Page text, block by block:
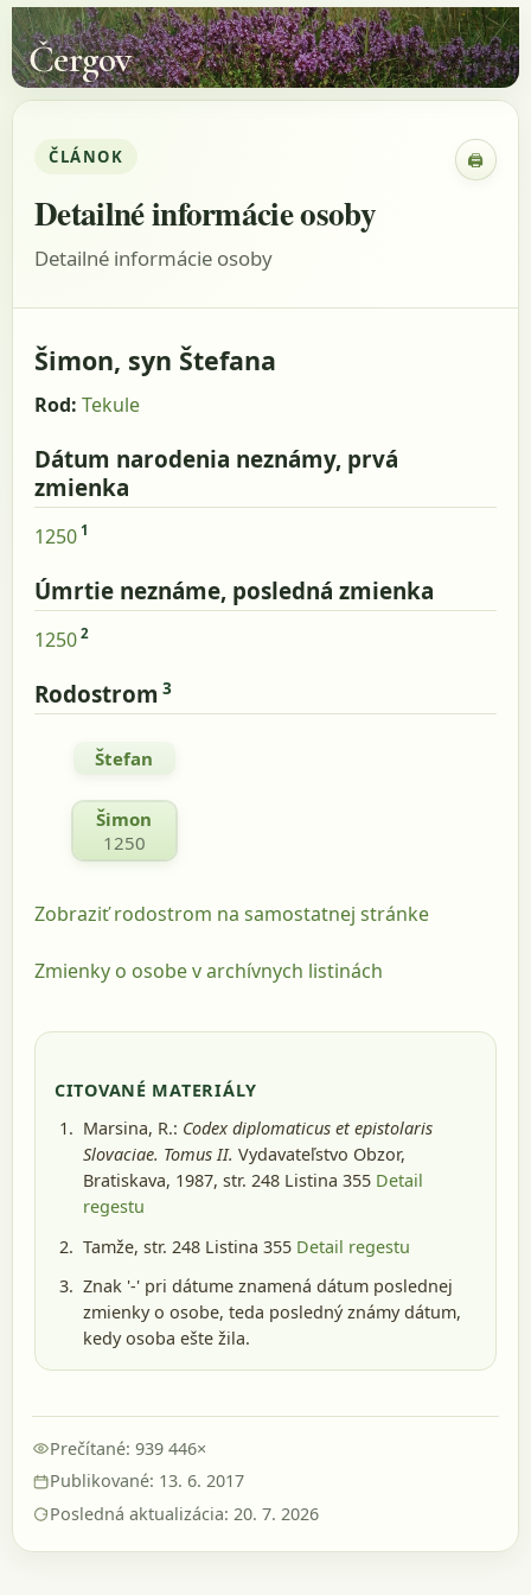
Čergov
ČLÁNOK 🖨
Detailné informácie osoby
Detailné informácie osoby
Šimon, syn Štefana
Rod: Tekule
Dátum narodenia neznámy, prvá
zmienka
1250 1
Úmrtie neznáme, posledná zmienka
1250 2
Rodostrom 3
Štefan
Šimon
1250
Zobraziť rodostrom na samostatnej stránke
Zmienky o osobe v archívnych listinách
CITOVANÉ MATERIÁLY
Marsina, R.: Codex diplomaticus et epistolaris
Slovaciae. Tomus II. Vydavateľstvo Obzor,
Bratiskava, 1987, str. 248 Listina 355 Detail
regestu
Tamže, str. 248 Listina 355 Detail regestu
Znak '-' pri dátume znamená dátum poslednej
zmienky o osobe, teda posledný známy dátum,
kedy osoba ešte žila.
Prečítané: 939 446×
Publikované: 13. 6. 2017
Posledná aktualizácia: 20. 7. 2026